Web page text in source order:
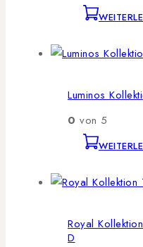
Luminos
0 von 5
Royal
D